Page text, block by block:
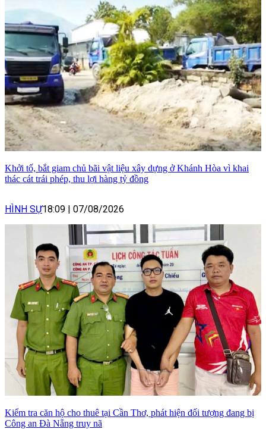
Khởi tố, bắt giam chủ bãi vật liệu xây dựng ở Khánh Hòa vì khai
thác cát trái phép, thu lợi hàng tỷ đồng
HÌNH SỰ18:09 | 07/08/2026
Kiểm tra căn hộ cho thuê tại Cần Thơ, phát hiện đối tượng đang bị
Công an Đà Nẵng truy nã